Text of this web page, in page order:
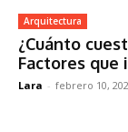
Arquitectura
¿Cuánto
Factores
Lara - febrero 10,